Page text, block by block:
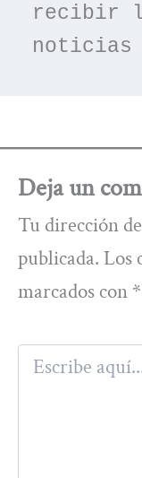
recibir
noticias
Deja un
Tu dirección
publicada. Los
marcados con *
Escribe
aquí...